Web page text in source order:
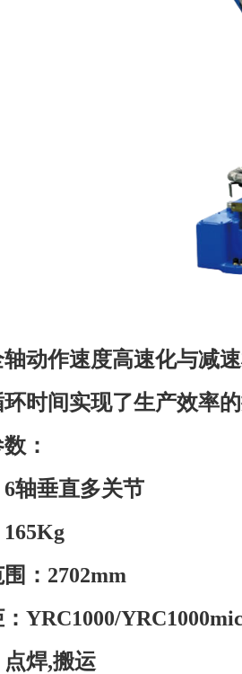
动作速度高速化与减
时间实现了生产效率的
：
轴垂直多关节
：2702mm
YRC1000/
焊,搬运